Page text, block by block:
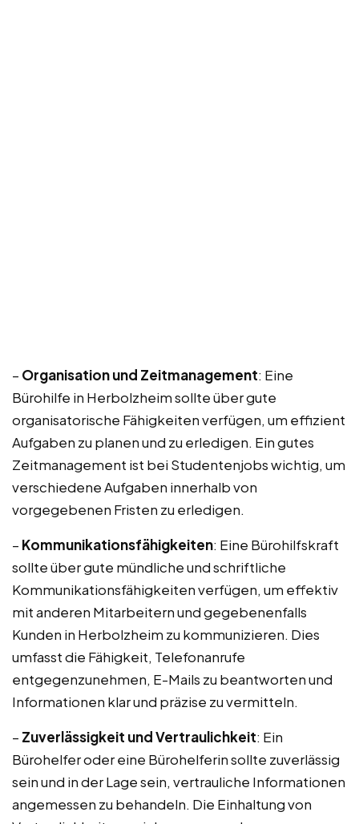
– Organisation und Zeitmanagement: Eine
Bürohilfe in Herbolzheim sollte über gute
organisatorische Fähigkeiten verfügen, um effizient
Aufgaben zu planen und zu erledigen. Ein gutes
Zeitmanagement ist bei Studentenjobs wichtig, um
verschiedene Aufgaben innerhalb von
vorgegebenen Fristen zu erledigen.
– Kommunikationsfähigkeiten: Eine Bürohilfskraft
sollte über gute mündliche und schriftliche
Kommunikationsfähigkeiten verfügen, um effektiv
mit anderen Mitarbeitern und gegebenenfalls
Kunden in Herbolzheim zu kommunizieren. Dies
umfasst die Fähigkeit, Telefonanrufe
entgegenzunehmen, E-Mails zu beantworten und
Informationen klar und präzise zu vermitteln.
– Zuverlässigkeit und Vertraulichkeit: Ein
Bürohelfer oder eine Bürohelferin sollte zuverlässig
sein und in der Lage sein, vertrauliche Informationen
angemessen zu behandeln. Die Einhaltung von